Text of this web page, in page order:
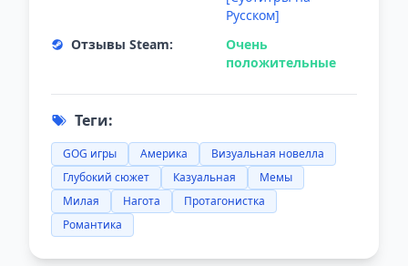
Русском]
Отзывы Steam:
Очень
положительные
Теги:
GOG игры Америка
Визуальная новелла
Глубокий сюжет
Казуальная
Мемы
Милая
Нагота
Протагонистка
Романтика